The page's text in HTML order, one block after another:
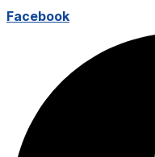
Facebook